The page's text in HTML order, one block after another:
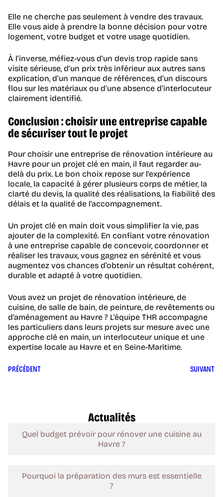
Elle ne cherche pas seulement à vendre des travaux.
Elle vous aide à prendre la bonne décision pour votre
logement, votre budget et votre usage quotidien.
À l’inverse, méfiez-vous d’un devis trop rapide sans
visite sérieuse, d’un prix très inférieur aux autres sans
explication, d’un manque de références, d’un discours
flou sur les matériaux ou d’une absence d’interlocuteur
clairement identifié.
Conclusion : choisir une entreprise capable
de sécuriser tout le projet
Pour choisir une entreprise de rénovation intérieure au
Havre pour un projet clé en main, il faut regarder au-
delà du prix. Le bon choix repose sur l’expérience
locale, la capacité à gérer plusieurs corps de métier, la
clarté du devis, la qualité des réalisations, la fiabilité des
délais et la qualité de l’accompagnement.
Un projet clé en main doit vous simplifier la vie, pas
ajouter de la complexité. En confiant votre rénovation
à une entreprise capable de concevoir, coordonner et
réaliser les travaux, vous gagnez en sérénité et vous
augmentez vos chances d’obtenir un résultat cohérent,
durable et adapté à votre quotidien.
Vous avez un projet de rénovation intérieure, de
cuisine, de salle de bain, de peinture, de revêtements ou
d’aménagement au Havre ? L’équipe THR accompagne
les particuliers dans leurs projets sur mesure avec une
approche clé en main, un interlocuteur unique et une
expertise locale au Havre et en Seine-Maritime.
PRÉCÉDENT SUIVANT
Actualités
Quel budget prévoir pour rénover une cuisine au
Havre ?
Pourquoi la préparation des murs est essentielle
?